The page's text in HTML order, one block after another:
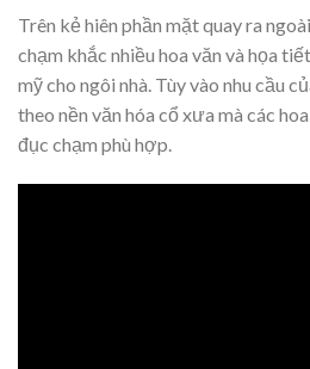
Trên kẻ hiên phần mặt quay ra
chạm khắc nhiều hoa văn và họa
mỹ cho ngôi nhà. Tùy vào nhu cầu
theo nền văn hóa cổ xưa mà các
đục chạm phù hợp.